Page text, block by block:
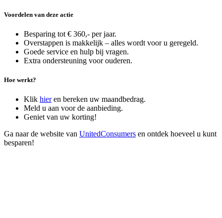
Voordelen van deze actie
Besparing tot € 360,- per jaar.
Overstappen is makkelijk – alles wordt voor u geregeld.
Goede service en hulp bij vragen.
Extra ondersteuning voor ouderen.
Hoe werkt?
Klik hieren bereken uw maandbedrag.
Meld u aan voor de aanbieding.
Geniet van uw korting!
Ga naar de website van UnitedConsumers en ontdek hoeveel u kunt
besparen!